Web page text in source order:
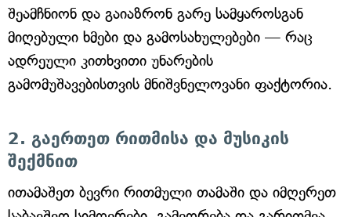
შეამჩნიონ და გაიაზრონ გარე სამყაროსგან
მიღებული ხმები და გამოსახულებები — რაც
ადრეული კითხვითი უნარების
გამომუშავებისთვის მნიშვნელოვანი ფაქტორია.
2. გაერთეთ რითმისა და მუსიკის
შექმნით
ითამაშეთ ბევრი რითმული თამაში და იმღერეთ